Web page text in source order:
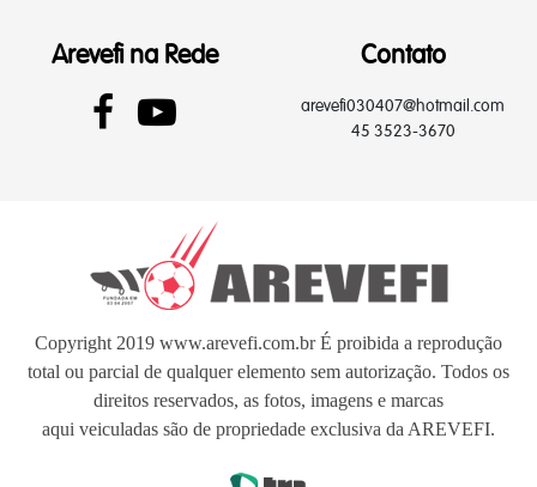
Arevefi na Rede Contato
arevefi030407@hotmail.com
45 3523-3670
Copyright 2019 www.arevefi.com.br É proibida a reprodução
total ou parcial de qualquer elemento sem autorização. Todos os
direitos reservados, as fotos, imagens e marcas
aqui veiculadas são de propriedade exclusiva da AREVEFI.